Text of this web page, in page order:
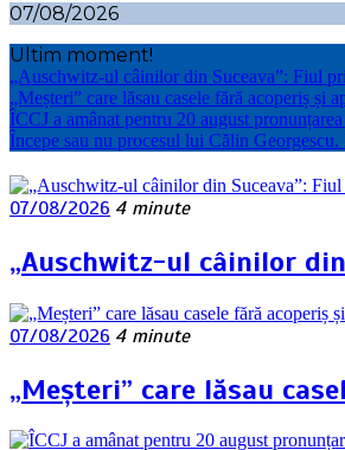
07/08/2026
Ultim moment!
„Auschwitz-ul câinilor din Suceava”: Fiul
„Meșteri” care lăsau casele fără acoperiș
ÎCCJ a amânat pentru 20 august
Începe sau nu procesul lui Călin
07/08/2026 4 minute
„Auschwitz-ul câinilor
07/08/2026 4 minute
„Meșteri” care lăsau